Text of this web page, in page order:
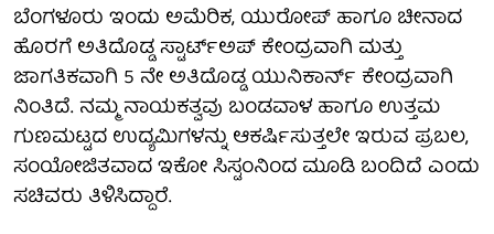
ಬೆಂಗಳೂರು ಇಂದು ಅಮೆರಿಕ, ಯುರೋಪ್ ಹಾಗೂ ಚೀನಾದ
ಹೊರಗೆ ಅತಿದೊಡ್ಡ ಸ್ಟಾರ್ಟ್‌ಅಪ್ ಕೇಂದ್ರವಾಗಿ ಮತ್ತು
ಜಾಗತಿಕವಾಗಿ 5 ನೇ ಅತಿದೊಡ್ಡ ಯುನಿಕಾರ್ನ್ ಕೇಂದ್ರವಾಗಿ
ನಿಂತಿದೆ. ನಮ್ಮ ನಾಯಕತ್ವವು ಬಂಡವಾಳ ಹಾಗೂ ಉತ್ತಮ
ಗುಣಮಟ್ಟದ ಉದ್ಯಮಿಗಳನ್ನು ಆಕರ್ಷಿಸುತ್ತಲೇ ಇರುವ ಪ್ರಬಲ,
ಸಂಯೋಜಿತವಾದ ಇಕೋ ಸಿಸ್ಟಂನಿಂದ ಮೂಡಿ ಬಂದಿದೆ ಎಂದು
ಸಚಿವರು ತಿಳಿಸಿದ್ದಾರೆ.